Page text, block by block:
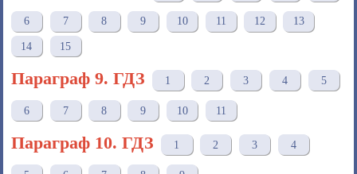
6 7 8 9 10 11 12 13
14 15
Параграф 9. ГДЗ 1 2 3 4 5
6 7 8 9 10 11
Параграф 10. ГДЗ 1 2 3 4